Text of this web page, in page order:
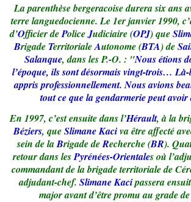
La parenthèse bergeracoise durera six ans
terre languedocienne. Le 1er janvier 1990,
d’Officier dePoliceJudiciaire (OPJ) que
Brigade TerritorialeAutonome (BTA) de
Salanque, dans les P.-O. : "Nous étions
l’époque, ils sont désormais vingt-trois… Là-
appris professionnellement. Nous avions
tout ce que la gendarmerie peut
En 1997, c’est ensuite dans l’Hérault, à la
Béziers, queSlimane Kaciva être affecté
sein de laBrigade deRecherche (BR).
retour dans lesPyrénées-Orientales où
commandant de la brigade territoriale de
adjudant-chef. Slimane Kacipassera
major avant d’être promu au grade